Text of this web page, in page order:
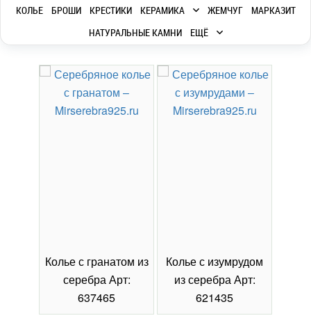
КОЛЬЕ
БРОШИ КРЕСТИКИ КЕРАМИКА ЖЕМЧУГ
МАРКАЗИТ
НАТУРАЛЬНЫЕ КАМНИ
ЕЩЁ
Колье с гранатом из
серебра Арт:
637465
Колье с изумрудом
из серебра Арт:
621435